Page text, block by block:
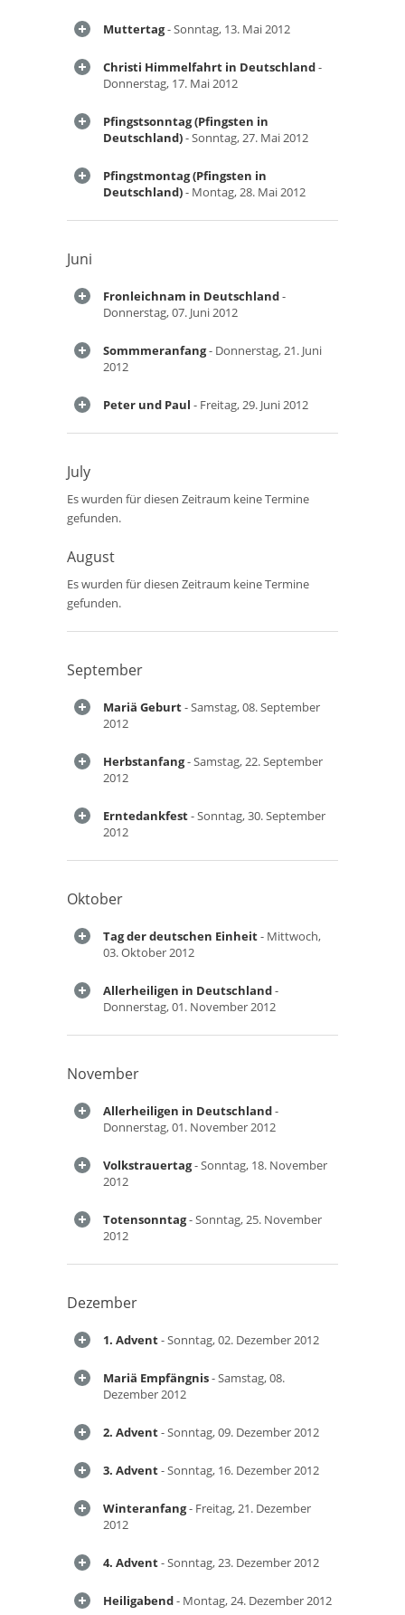
Muttertag- Sonntag, 13. Mai 2012
Christi Himmelfahrt in Deutschland-
Donnerstag, 17. Mai 2012
Pfingstsonntag (Pfingsten in
Deutschland)- Sonntag, 27. Mai 2012
Pfingstmontag (Pfingsten in
Deutschland)- Montag, 28. Mai 2012
Juni
Fronleichnam in Deutschland-
Donnerstag, 07. Juni 2012
Sommmeranfang- Donnerstag, 21. Juni
2012
Peter und Paul - Freitag, 29. Juni 2012
July
Es wurden für diesen Zeitraum keine Termine
gefunden.
August
Es wurden für diesen Zeitraum keine Termine
gefunden.
September
Mariä Geburt- Samstag, 08. September
2012
Herbstanfang- Samstag, 22. September
2012
Erntedankfest- Sonntag, 30. September
2012
Oktober
Tag der deutschen Einheit- Mittwoch,
03. Oktober 2012
Allerheiligen in Deutschland-
Donnerstag, 01. November 2012
November
Allerheiligen in Deutschland-
Donnerstag, 01. November 2012
Volkstrauertag- Sonntag, 18. November
2012
Totensonntag- Sonntag, 25. November
2012
Dezember
1. Advent- Sonntag, 02. Dezember 2012
Mariä Empfängnis- Samstag, 08.
Dezember 2012
2. Advent- Sonntag, 09. Dezember 2012
3. Advent- Sonntag, 16. Dezember 2012
Winteranfang- Freitag, 21. Dezember
2012
4. Advent- Sonntag, 23. Dezember 2012
Heiligabend- Montag, 24. Dezember 2012